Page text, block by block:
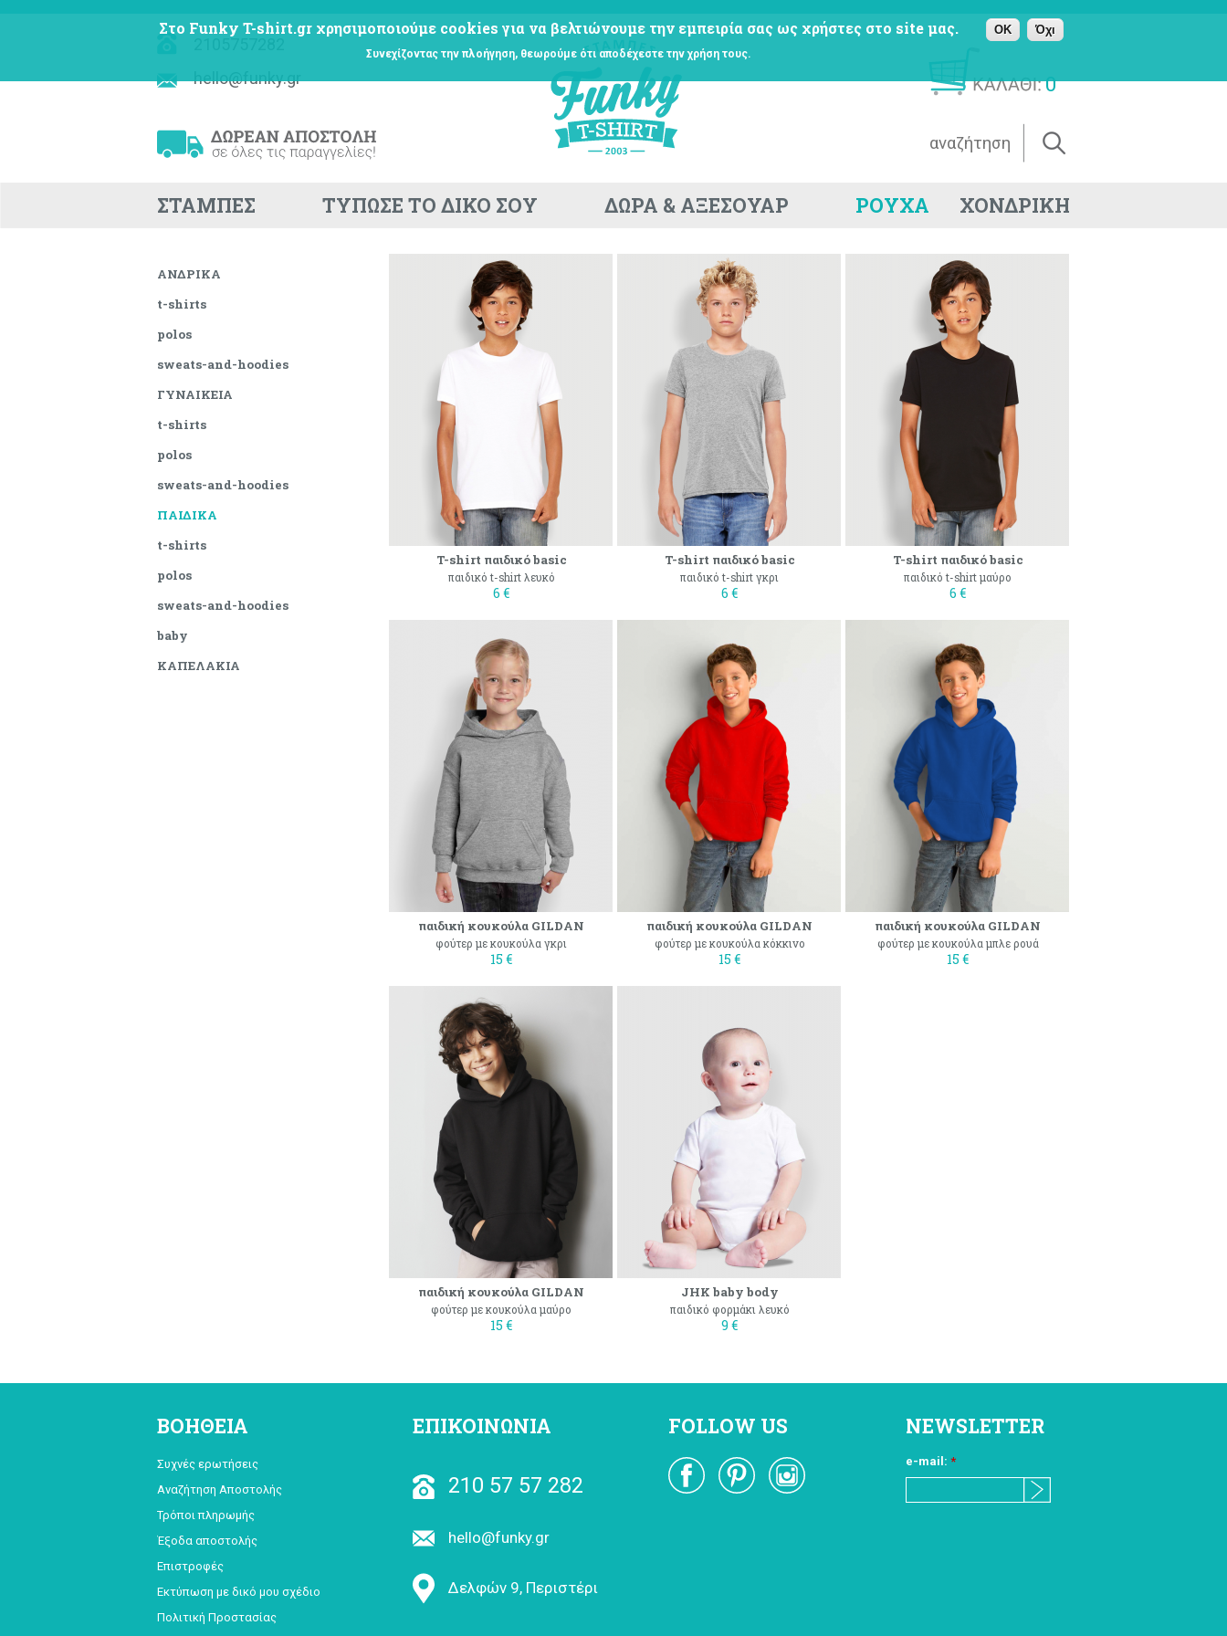
Στο Funky T-shirt.gr χρησιμοποιούμε cookies για να βελτιώνουμε την εμπειρία σας ως χρήστες στο site μας.
Συνεχίζοντας την πλοήγηση, θεωρούμε ότι αποδέχεστε την χρήση τους.
OK Όχι
0
hello@funky.gr
ΣΤΑΜΠΕΣ ΤΥΠΩΣΕ ΤΟ ΔΙΚΟ ΣΟΥ ΔΩΡΑ & ΑΞΕΣΟΥΑΡ ΡΟΥΧΑ ΧΟΝΔΡΙΚΗ
T-shirt παιδικό basic
παιδικό t-shirt λευκό
6 €
T-shirt παιδικό basic
παιδικό t-shirt γκρι
6 €
T-shirt παιδικό basic
παιδικό t-shirt μαύρο
6 €
παιδική κουκούλα GILDAN
φούτερ με κουκούλα γκρι
15 €
παιδική κουκούλα GILDAN
φούτερ με κουκούλα κόκκινο
15 €
παιδική κουκούλα GILDAN
φούτερ με κουκούλα μπλε ρουά
15 €
παιδική κουκούλα GILDAN
φούτερ με κουκούλα μαύρο
15 €
JHK baby body
παιδικό φορμάκι λευκό
9 €
ΑΝΔΡΙΚΑ
t-shirts
polos
sweats-and-hoodies
ΓΥΝΑΙΚΕΙΑ
t-shirts
polos
sweats-and-hoodies
ΠΑΙΔΙΚΑ
t-shirts
polos
sweats-and-hoodies
baby
ΚΑΠΕΛΑΚΙΑ
ΒΟΗΘΕΙΑ
Συχνές ερωτήσεις
Αναζήτηση Αποστολής
Τρόποι πληρωμής
Έξοδα αποστολής
Επιστροφές
Εκτύπωση με δικό μου σχέδιο
Πολιτική Προστασίας
ΕΠΙΚΟΙΝΩΝΙΑ
210 57 57 282
hello@funky.gr
Δελφών 9, Περιστέρι
FOLLOW US NEWSLETTER
e-mail: *